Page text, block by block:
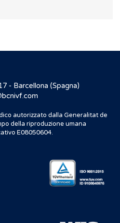
- Barcellona (Spagna)
autorizzato dalla Generalitat de
della riproduzione umana
E08050604.